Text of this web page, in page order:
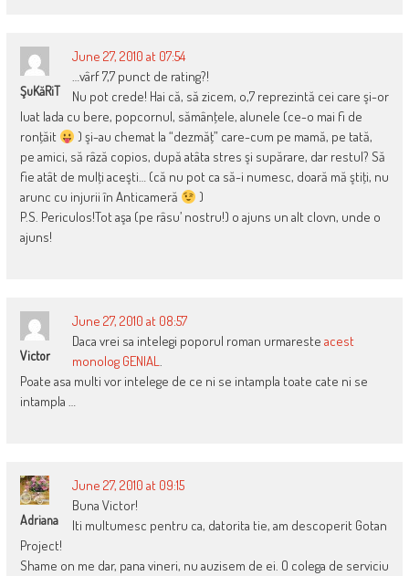
ŞuKăRiT
June 27, 2010 at 07:54
…vârf 7,7 punct de rating?!
Nu pot crede! Hai că, să zicem, o,7 reprezintă cei care şi-or
luat lada cu bere, popcornul, sămânţele, alunele (ce-o mai fi de
ronţăit
) şi-au chemat la “dezmăţ” care-cum pe mamă, pe tată,
pe amici, să râză copios, după atâta stres şi supărare, dar restul? Să
fie atât de mulţi aceşti… (că nu pot ca să-i numesc, doară mă ştiţi, nu
arunc cu injurii în Anticameră
)
P.S. Periculos!Tot aşa (pe râsu’ nostru!) o ajuns un alt clovn, unde o
ajuns!
Victor
June 27, 2010 at 08:57
Daca vrei sa intelegi poporul roman urmareste acest
monolog GENIAL.
Poate asa multi vor intelege de ce ni se intampla toate cate ni se
intampla …
Adriana
June 27, 2010 at 09:15
Buna Victor!
Iti multumesc pentru ca, datorita tie, am descoperit Gotan
Project!
Shame on me dar, pana vineri, nu auzisem de ei. O colega de serviciu